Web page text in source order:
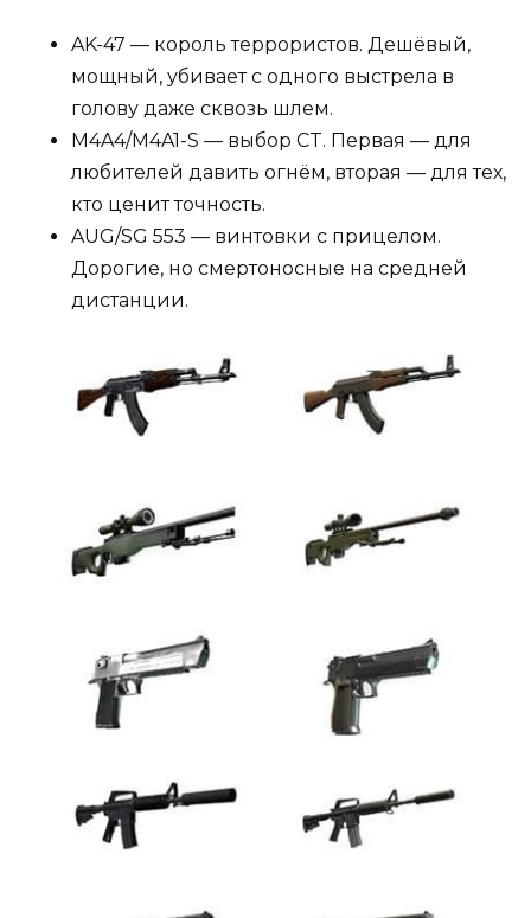
AK-47 — король террористов. Дешёвый,
мощный, убивает с одного выстрела в
голову даже сквозь шлем.
M4A4/M4A1-S — выбор CT. Первая — для
любителей давить огнём, вторая — для тех,
кто ценит точность.
AUG/SG 553 — винтовки с прицелом.
Дорогие, но смертоносные на средней
дистанции.